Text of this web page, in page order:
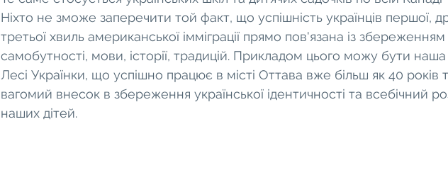
Ніхто не зможе заперечити той факт, що успішність українців першої,
третьої хвиль американської імміграції прямо пов'язана із
самобутності, мови, історії, традицій. Прикладом цього можу бути
Лесі Українки, що успішно працює в місті Оттава вже більш як 40 років
вагомий внесок в збереження української ідентичності та всебічний
наших дітей.